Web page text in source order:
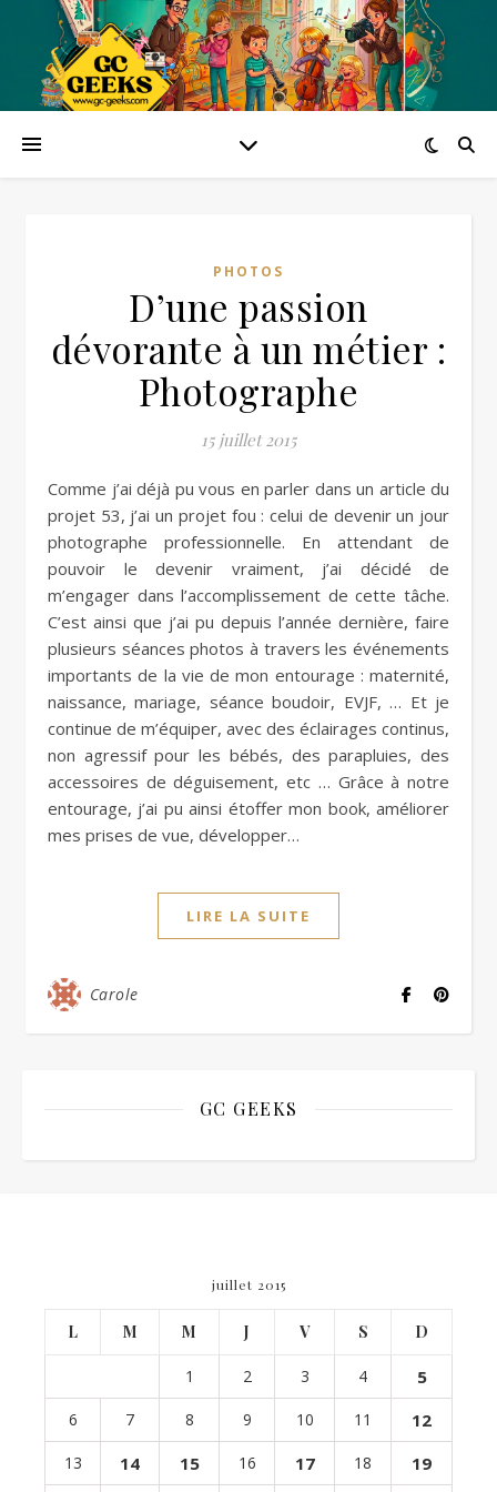
PHOTOS
D’une passion
dévorante à un métier :
Photographe
15 juillet 2015
Comme j’ai déjà pu vous en parler dans un article du
projet 53, j’ai un projet fou : celui de devenir un jour
photographe professionnelle. En attendant de
pouvoir le devenir vraiment, j’ai décidé de
m’engager dans l’accomplissement de cette tâche.
C’est ainsi que j’ai pu depuis l’année dernière, faire
plusieurs séances photos à travers les événements
importants de la vie de mon entourage : maternité,
naissance, mariage, séance boudoir, EVJF, … Et je
continue de m’équiper, avec des éclairages continus,
non agressif pour les bébés, des parapluies, des
accessoires de déguisement, etc … Grâce à notre
entourage, j’ai pu ainsi étoffer mon book, améliorer
mes prises de vue, développer…
LIRE LA SUITE
Carole
GC GEEKS
juillet 2015
L M M J V S D
1 2 3 4 5
6 7 8 9 10 11 12
13 14 15 16 17 18 19